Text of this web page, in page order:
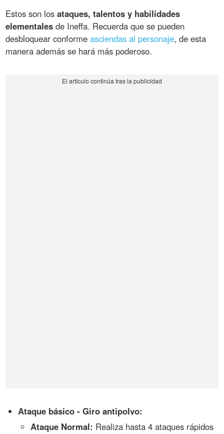
Estos son losataques, talentos y habilidades
elementales de Ineffa. Recuerda que se pueden
desbloquear conformeasciendas al personaje, de esta
manera además se hará más poderoso.
Ataque básico - Giro antipolvo:
Ataque Normal: Realiza hasta 4 ataques rápidos